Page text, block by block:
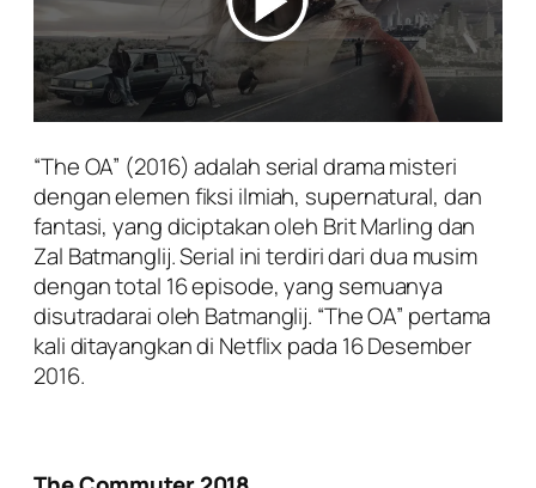
“The OA” (2016) adalah serial drama misteri
dengan elemen fiksi ilmiah, supernatural, dan
fantasi, yang diciptakan oleh Brit Marling dan
Zal Batmanglij. Serial ini terdiri dari dua musim
dengan total 16 episode, yang semuanya
disutradarai oleh Batmanglij. “The OA” pertama
kali ditayangkan di Netflix pada 16 Desember
2016.